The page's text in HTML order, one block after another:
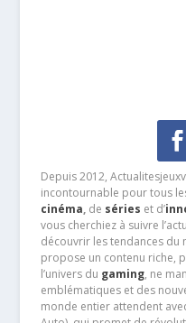
Depuis 2012,
incontournable pour tous
cinéma,de séries et d’
vous cherchiez à suivre
découvrir les tendances
propose un contenu riche,
l’univers du gaming, ne
emblématiques et des
monde entier attendent